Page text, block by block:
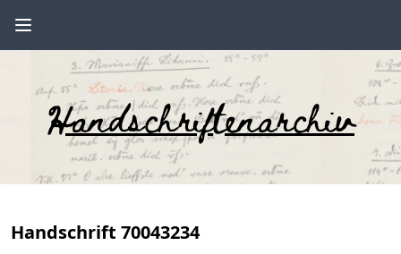
Handschriftenarchiv
Handschrift 70043234